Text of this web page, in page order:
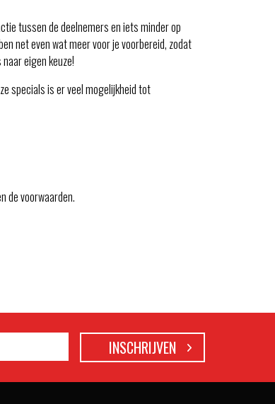
tussen de deelnemers en iets minder op
net even wat meer voor je voorbereid, zodat
eigen keuze!
specials is er veel mogelijkheid tot
de voorwaarden.